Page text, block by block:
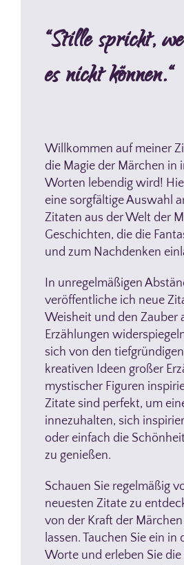
Kontakt
“Stille spricht,
es nicht können.“
Willkommen auf meiner
die Magie der Märchen in
Worten lebendig wird!
eine sorgfältige Auswahl
Zitaten aus der Welt der
Geschichten, die die
und zum Nachdenken
In unregelmäßigen
veröffentliche ich neue
Weisheit und den Zauber
Erzählungen
sich von den
kreativen Ideen großer
mystischer Figuren
Zitate sind perfekt, um
innezuhalten, sich
oder einfach die
zu genießen.
Schauen Sie regelmäßig
neuesten Zitate zu
von der Kraft der
lassen. Tauchen Sie ein in
Worte und erleben Sie die